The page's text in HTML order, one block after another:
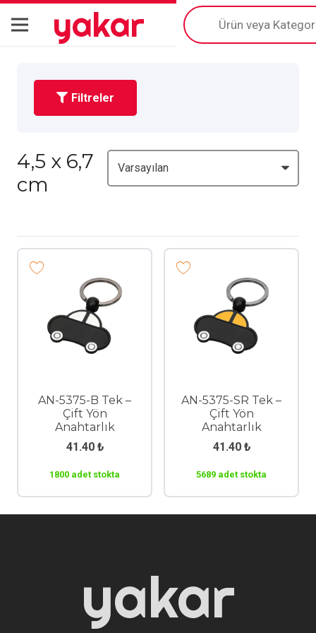
yakar
Products
search
Filtreler
4,5 x 6,7
cm
AN-5375-B Tek –
Çift Yön
Anahtarlık
41.40 ₺
1800 adet stokta
AN-5375-SR Tek –
Çift Yön
Anahtarlık
41.40 ₺
5689 adet stokta
yakar